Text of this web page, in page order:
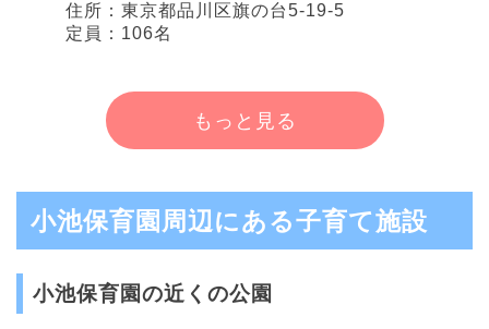
住所：東京都品川区旗の台5-19-5
定員：106名
もっと見る
小池保育園周辺にある子育て施設
小池保育園の近くの公園